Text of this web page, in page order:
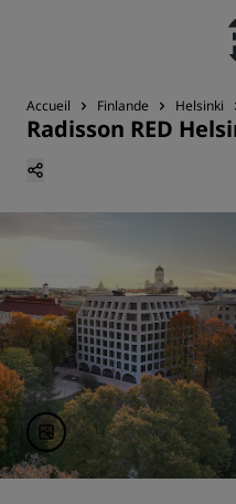
Accueil Finlande Helsinki
Radisson RED